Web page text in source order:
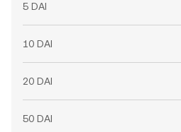
5 DAI
10 DAI
20 DAI
50 DAI